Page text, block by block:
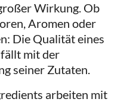
Wirkung. Ob
Aromen oder
Die Qualität eines
mit der
seiner Zutaten.
arbeiten mit